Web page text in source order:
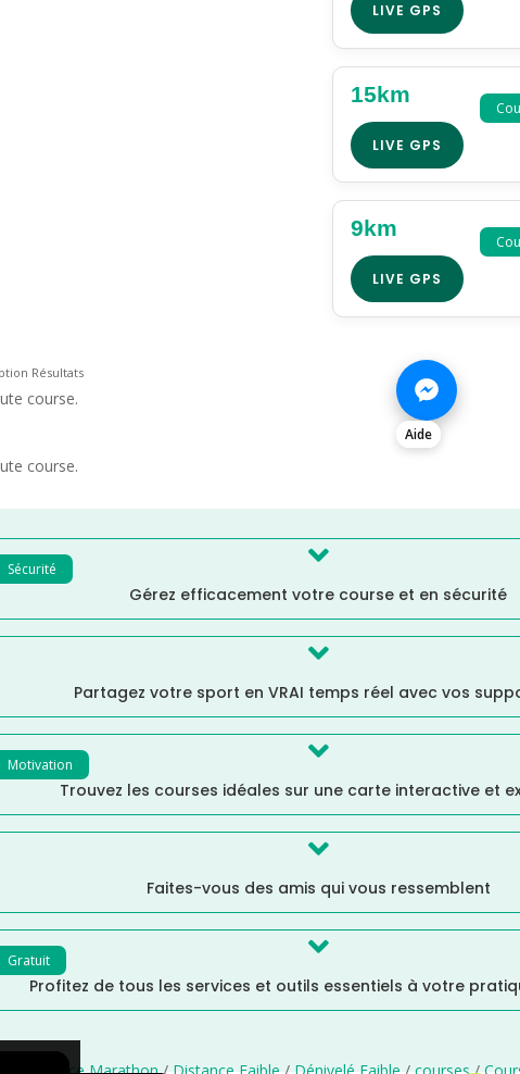
LIVE GPS
15km
LIVE GPS
9km
LIVE GPS
Résultats
course.
course.
Aide
Sécurité 
Gérez efficacement votre course et en sécurité

Partagez votre sport en VRAI temps réel avec vos
Motivation 
Trouvez les courses idéales sur une carte interactive et

Faites-vous des amis qui vous ressemblent
Gratuit 
Profitez de tous les services et outils essentiels à votre